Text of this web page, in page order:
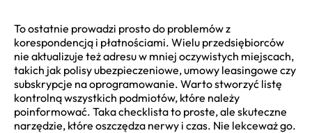
To ostatnie prowadzi prosto do problemów z
korespondencją i płatnościami. Wielu przedsiębiorców
nie aktualizuje też adresu w mniej oczywistych miejscach,
takich jak polisy ubezpieczeniowe, umowy leasingowe czy
subskrypcje na oprogramowanie. Warto stworzyć listę
kontrolną wszystkich podmiotów, które należy
poinformować. Taka checklista to proste, ale skuteczne
narzędzie, które oszczędza nerwy i czas. Nie lekceważ go.